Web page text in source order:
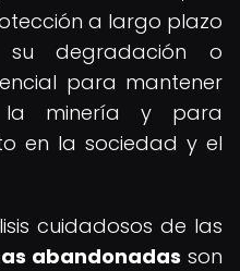
a largo plazo
degradación o
para mantener
minería y para
en la sociedad y el
cuidadosos de las
abandonadas son